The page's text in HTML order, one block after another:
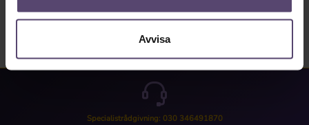
Avvisa
Specialistrådgivning: 030 346491870